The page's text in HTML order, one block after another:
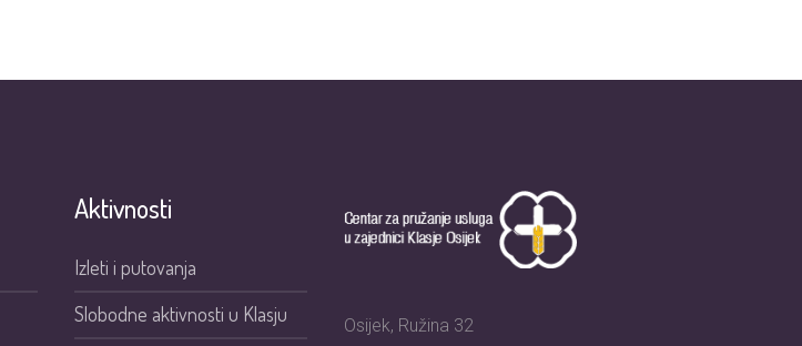
Aktivnosti
Izleti i putovanja
Slobodne aktivnosti u Klasju
Osijek, Ružina 32